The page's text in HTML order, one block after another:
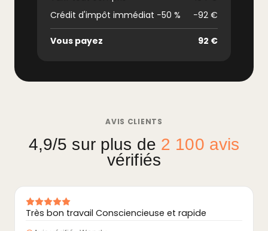
Crédit d'impôt immédiat −50 %
−92 €
Vous payez 92 €
AVIS CLIENTS
4,9/5 sur plus de 2 100 avis
vérifiés
Très bon travail Consciencieuse et rapide